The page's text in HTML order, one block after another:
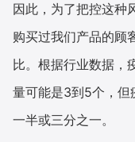
因此，为了把控这种
购买过我们产品的顾
比。根据行业数据，
量可能是3到5个，但
一半或三分之一。